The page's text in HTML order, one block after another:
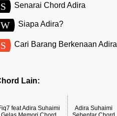
S Senarai Chord Adira
W Siapa Adira?
S Cari Barang Berkenaan Adira
Lain:
feat Adira Suhaimi
Adira Suhaimi